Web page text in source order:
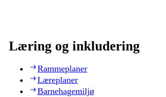
Læring og inkludering
Rammeplaner
Læreplaner
Barnehagemiljø